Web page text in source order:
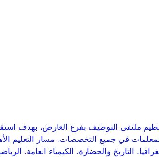
ملتقى التوظيف بفرع العارض، بهدف
في جميع التخصصات. مسار التعليم
التاريخ والحضارة. الكيمياء العامة.